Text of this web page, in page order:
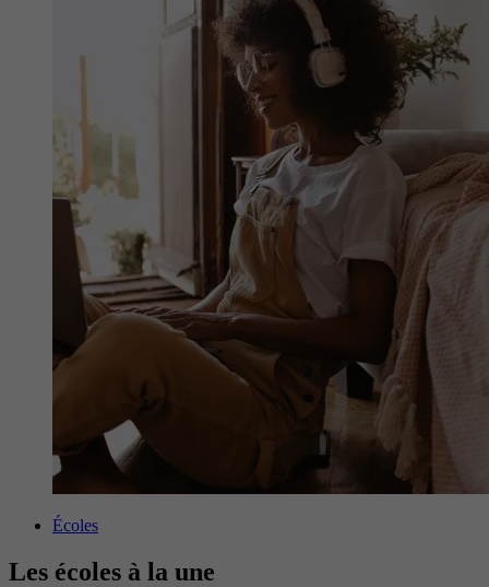
Écoles
Les écoles à la une